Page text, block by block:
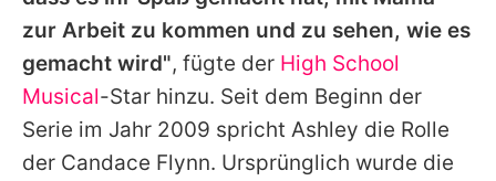
zur Arbeit zu kommen und zu sehen, wie es
gemacht wird", fügte der High School
Musical-Star hinzu. Seit dem Beginn der
Serie im Jahr 2009 spricht Ashley die Rolle
der Candace Flynn. Ursprünglich wurde die